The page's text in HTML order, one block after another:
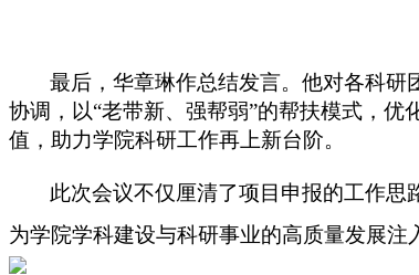
最后，华章琳作总结发言。他对各科研
协调，以“老带新、强帮弱”的帮扶模式 ， 优
值，助力学院科研工作再上新台阶。
此次会议不仅厘清了项目申报的工作思
为学院学科建设与科研事业的高质量发展注